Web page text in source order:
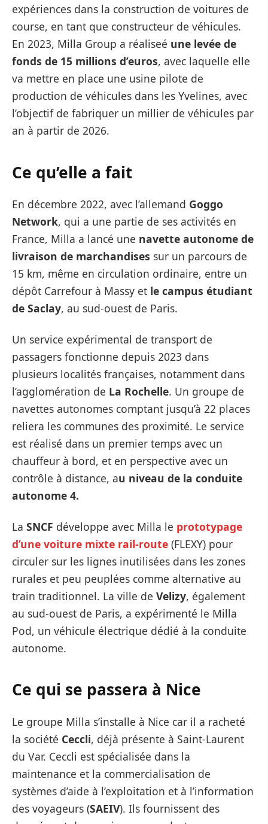
expériences dans la construction de voitures de
course, en tant que constructeur de véhicules.
En 2023, Milla Group a réaliseé une levée de
fonds de 15 millions d’euros, avec laquelle elle
va mettre en place une usine pilote de
production de véhicules dans les Yvelines, avec
l’objectif de fabriquer un millier de véhicules par
an à partir de 2026.
Ce qu’elle a fait
En décembre 2022, avec l’allemand Goggo
Network, qui a une partie de ses activités en
France, Milla a lancé une navette autonome de
livraison de marchandises sur un parcours de
15 km, même en circulation ordinaire, entre un
dépôt Carrefour à Massy et le campus étudiant
de Saclay, au sud-ouest de Paris.
Un service expérimental de transport de
passagers fonctionne depuis 2023 dans
plusieurs localités françaises, notamment dans
l’agglomération de La Rochelle. Un groupe de
navettes autonomes comptant jusqu’à 22 places
reliera les communes des proximité. Le service
est réalisé dans un premier temps avec un
chauffeur à bord, et en perspective avec un
contrôle à distance, au niveau de la conduite
autonome 4.
La SNCF développe avec Milla le prototypage
d’une voiture mixte rail-route (FLEXY) pour
circuler sur les lignes inutilisées dans les zones
rurales et peu peuplées comme alternative au
train traditionnel. La ville de Velizy, également
au sud-ouest de Paris, a expérimenté le Milla
Pod, un véhicule électrique dédié à la conduite
autonome.
Ce qui se passera à Nice
Le groupe Milla s’installe à Nice car il a racheté
la société Ceccli, déjà présente à Saint-Laurent
du Var. Ceccli est spécialisée dans la
maintenance et la commercialisation de
systèmes d’aide à l’exploitation et à l’information
des voyageurs (SAEIV). Ils fournissent des